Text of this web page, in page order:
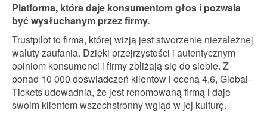
Platforma, która daje konsumentom głos i pozwala
być wysłuchanym przez firmy.
Trustpilot to firma, której wizją jest stworzenie niezależnej
waluty zaufania. Dzięki przejrzystości i autentycznym
opiniom konsumenci i firmy zbliżają się do siebie. Z
ponad 10 000 doświadczeń klientów i oceną 4,6, Global-
Tickets udowadnia, że jest renomowaną firmą i daje
swoim klientom wszechstronny wgląd w jej kulturę.